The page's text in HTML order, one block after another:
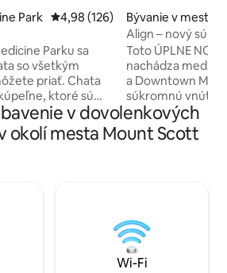
Park Priemerné ohodnotenie 4,98 z
4,98 (126)
Parku sa
so všetkým
priať. Chata
ktoré sú
pre maximálne
susedí s
turistiku,
Toto je ideálne
každodennej rutiny
spomienok,
vážiť.
Bývanie v meste
ark
Align – nový
vírivka a sauna
Toto ÚPLNE
nachádza medzi
a Downtown
súkromnú
súkromnú saunu,
manželskou
sprchami a
Medicine Park 6
Lawtonka 6
pohoria Wichita
20 minút jazdy do
v dovolenkových
okolí mesta Mount Scott
Wi-Fi